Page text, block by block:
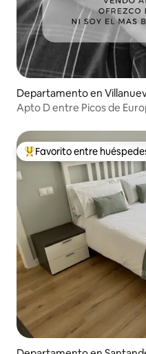
Departamento en
Apto D entre Picos de
De los mejores en
Favorito entre